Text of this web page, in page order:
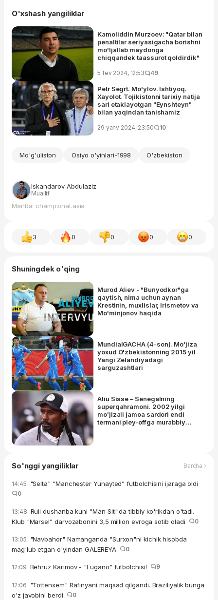
O'xshash yangiliklar
Kamoliddin Murzoev: "Qatar bilan
penaltilar seriyasigacha borishni
mo'ljallab maydonga
chiqqandek taassurot qoldirdik"
5 fev 2024, 12:53 49
Petr Segrt. Mo'ylov. Ishtiyoq.
Xayolot. Tojikistonni tarixiy natija
sari etaklayotgan "Eynshteyn"
bilan yaqindan tanishamiz
29 yanv 2024, 23:50 10
Mo'g'uliston Osiyo o'yinlari-1998 O'zbekiston
Iskandarov Abdulaziz
Muallif
Manba: championat.asia
3 0 0 0 0
Shuningdek o'qing
Murod Aliev - "Bunyodkor"ga
qaytish, nima uchun aynan
Krestinin, muxlislar, Irismetov va
Mo'minjonov haqida
MundialGACHA (4-son). Mo'jiza
yoxud O'zbekistonning 2015 yil
Yangi Zelandiyadagi
sarguzashtlari
Aliu Sisse – Senegalning
superqahramoni. 2002 yilgi
mo'jizali jamoa sardori endi
termani pley-offga murabbiy
So'nggi yangiliklar Barcha ›
14:45 "Selta" “Manchester Yunayted” futbolchisini ijaraga oldi
0
13:48 Ruli dushanba kuni "Man Siti"da tibbiy ko'rikdan o'tadi.
Klub "Marsel” darvozabonini 3,5 million evroga sotib oladi
0
13:05 "Navbahor" Namanganda "Surxon"ni kichik hisobda
mag'lub etgan o'yindan GALEREYA
0
12:09 Behruz Karimov - "Lugano" futbolchisi! 9
12:06 "Tottenxem" Rafinyani maqsad qilgandi. Braziliyalik bunga
o'z javobini berdi
0